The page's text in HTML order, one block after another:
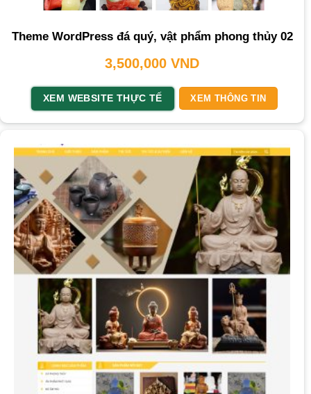
Theme WordPress đá quý, vật phẩm phong thủy 02
3,500,000 VND
XEM WEBSITE THỰC TẾ XEM THÔNG TIN